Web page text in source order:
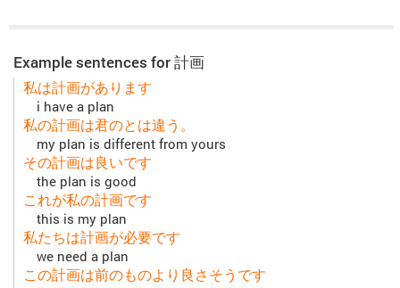
Example sentences for 計画
私は計画があります
i have a plan
私の計画は君のとは違う。
my plan is different from yours
その計画は良いです
the plan is good
これが私の計画です
this is my plan
私たちは計画が必要です
we need a plan
この計画は前のものより良さそうです